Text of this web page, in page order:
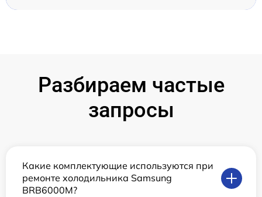
Разбираем частые
запросы
Какие комплектующие используются при
ремонте холодильника Samsung
BRB6000M?